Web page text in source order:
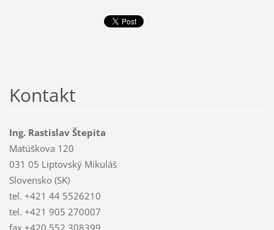
Kontakt
Ing. Rastislav Štepita
Matúškova 120
031 05 Liptovský Mikuláš
Slovensko (SK)
tel. +421 44 5526210
tel. +421 905 270007